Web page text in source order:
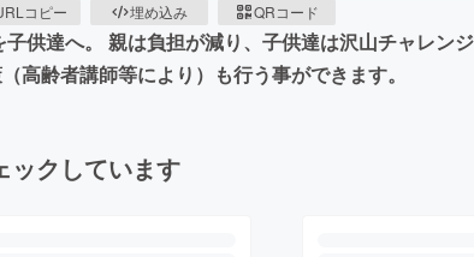
コピー 埋め込み QRコード
供達へ。 親は負担が減り、子供達は沢山チャレン
高齢者講師等により）も行う事ができます。
ックしています